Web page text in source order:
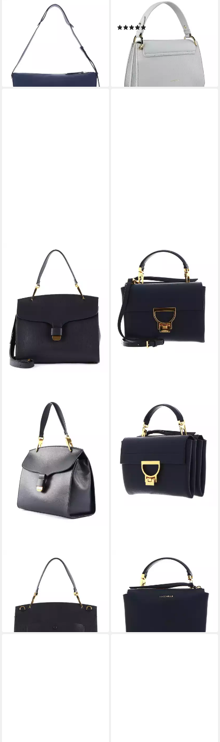
Schultertasche Lea
114,00 € UVP 285,00 €
lieferbar - in 2-3 Werktagen bei dir
COCCINELLE
Schultertasche C-Me, Leder
243,75 € 325,00 €
-25%
lieferbar - in 2-3 Werktagen bei dir
Handtasche Neofirenze Text
UVP 395,00 €
lieferbar - in 2-3 Werktagen bei dir
COCCINELLE
Umhängetasche Arlettis
208,00 €
UVP295,00 €
-29%
lieferbar - in 2-3 Werktagen bei dir